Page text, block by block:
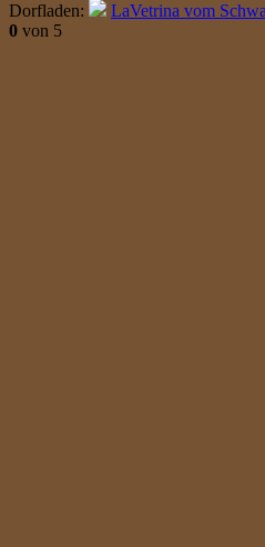
Dorfladen:
LaVetrina vom
0 von 5